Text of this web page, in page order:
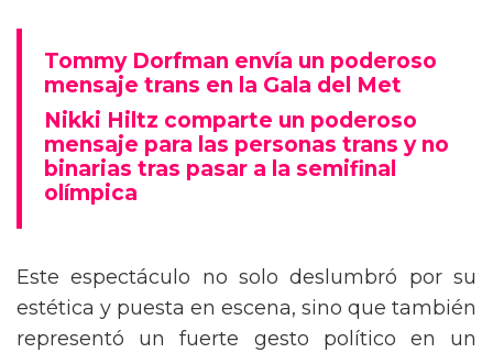
Tommy Dorfman envía un poderoso
mensaje trans en la Gala del Met
Nikki Hiltz comparte un poderoso
mensaje para las personas trans y no
binarias tras pasar a la semifinal
olímpica
Este espectáculo no solo deslumbró por su
estética y puesta en escena, sino que también
representó un fuerte gesto político en un